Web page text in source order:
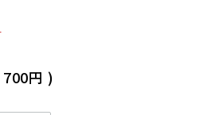
700円 )